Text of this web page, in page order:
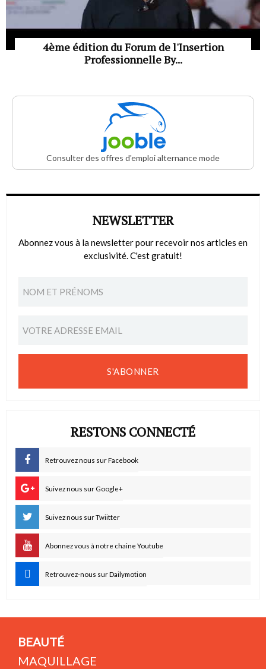
4ème édition du Forum de l'Insertion
Professionnelle By...
Consulter des offres d'emploi alternance mode
NEWSLETTER
Abonnez vous à la newsletter pour recevoir nos articles en
exclusivité. C'est gratuit!
S'ABONNER
RESTONS CONNECTÉ
Retrouvez nous sur Facebook
Suivez nous sur Google+
Suivez nous sur Twiitter
Abonnez vous à notre chaine Youtube
Retrouvez-nous sur Dailymotion
BEAUTÉ
MAQUILLAGE